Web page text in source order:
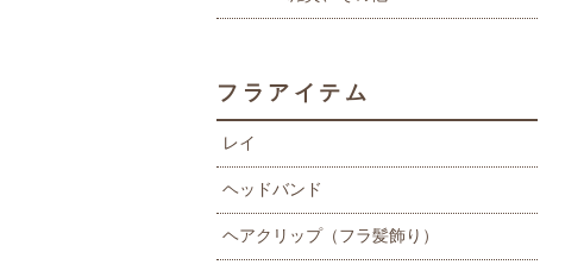
フラアイテム
レイ
ヘッドバンド
ヘアクリップ（フラ髪飾り）